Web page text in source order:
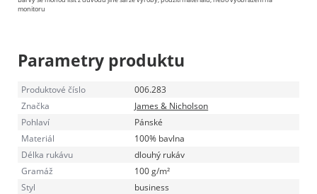
monitoru
Parametry produktu
Produktové číslo
006.283
Značka
James & Nicholson
Pohlaví
Pánské
Materiál
100% bavlna
Délka rukávu
dlouhý rukáv
Gramáž
100 g/m²
Styl
business